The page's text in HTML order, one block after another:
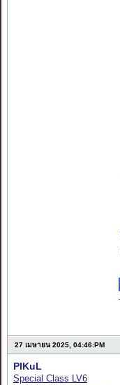
27 เมษายน 2025, 04:46:PM
PIKuL
Special Class LV6